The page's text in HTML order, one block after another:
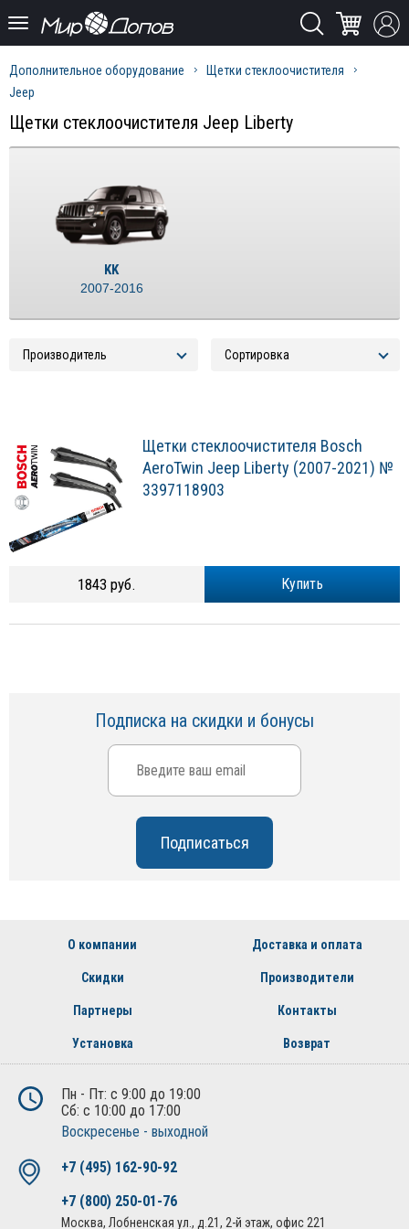
Дополнительное оборудование
Щетки стеклоочистителя
Jeep
Щетки стеклоочистителя Jeep Liberty
KK
2007-2016
Щетки стеклоочистителя Bosch
AeroTwin Jeep Liberty (2007-2021) №
3397118903
Купить
1843 руб.
Подписка на скидки и бонусы
О компании Доставка и оплата
Скидки Производители
Партнеры Контакты
Установка Возврат
Пн - Пт: с 9:00 до 19:00
Сб: с 10:00 до 17:00
Воскресенье - выходной
+7 (495) 162-90-92
+7 (800) 250-01-76
Москва, Лобненская ул., д.21, 2-й этаж, офис 221